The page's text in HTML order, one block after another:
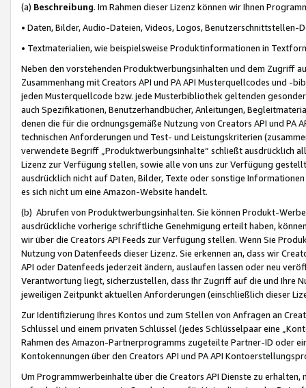
(a) Beschreibung. Im Rahmen dieser Lizenz können wir Ihnen
• Daten, Bilder, Audio-Dateien, Videos, Logos, Benutzerschnittstellen-
• Textmaterialien, wie beispielsweise Produktinformationen in
Neben den vorstehenden Produktwerbungsinhalten und dem Zugriff
Zusammenhang mit Creators API und PA API Musterquellcodes und
jeden Musterquellcode bzw. jede Musterbibliothek geltenden
auch Spezifikationen, Benutzerhandbücher, Anleitungen,
denen die für die ordnungsgemäße Nutzung von Creators API und PA
technischen Anforderungen und Test- und Leistungskriterien
verwendete Begriff „Produktwerbungsinhalte“ schließt ausdrücklich
Lizenz zur Verfügung stellen, sowie alle von uns zur Verfügung
ausdrücklich nicht auf Daten, Bilder, Texte oder sonstige
es sich nicht um eine Amazon-Website handelt.
(b) Abrufen von Produktwerbungsinhalten. Sie können Produkt-
ausdrückliche vorherige schriftliche Genehmigung erteilt haben,
wir über die Creators API Feeds zur Verfügung stellen. Wenn Sie
Nutzung von Datenfeeds dieser Lizenz. Sie erkennen an, dass wir
API oder Datenfeeds jederzeit ändern, auslaufen lassen oder neu
Verantwortung liegt, sicherzustellen, dass Ihr Zugriff auf die und Ihre
jeweiligen Zeitpunkt aktuellen Anforderungen (einschließlich dieser
Zur Identifizierung Ihres Kontos und zum Stellen von Anfragen an
Schlüssel und einem privaten Schlüssel (jedes Schlüsselpaar eine
Rahmen des Amazon-Partnerprogramms zugeteilte Partner-ID oder
Kontokennungen über den Creators API und PA API
Um Programmwerbeinhalte über die Creators API Dienste zu